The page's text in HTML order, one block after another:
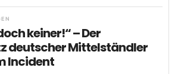
keiner!“ – Der
deutscher Mittelständler
Incident